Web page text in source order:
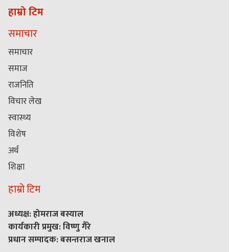
हाम्रो टिम
समाचार
समाचार
समाज
राजनिति
विचार लेख
स्वास्थ्य
विशेष
अर्थ
शिक्षा
हाम्रो टिम
अध्यक्ष: होमराज बस्याल
कार्यकारी प्रमुख: विष्णु गैरे
प्रधान सम्पादक: बसन्तराज खनाल